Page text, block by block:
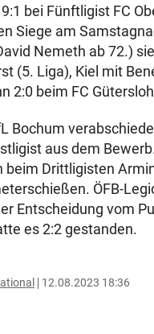
bei Fünftligist FC
Siege am
Nemeth ab 72.)
(5. Liga), Kiel mit
2:0 beim FC
Bochum
aus dem
beim Drittligisten
ÖFB-
Entscheidung vom
es 2:2 gestanden.
12.08.2023 18:36